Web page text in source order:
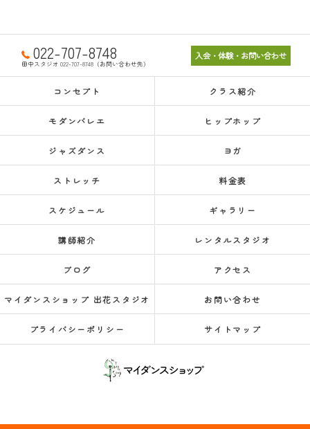
022-707-8748
田中スタジオ 022-707-8748（お問い合わせ先）
入会・体験・お問い合わせ
コンセプト クラス紹介
モダンバレエ ヒップホップ
ジャズダンス ヨガ
ストレッチ 料金表
スケジュール ギャラリー
講師紹介 レンタルスタジオ
ブログ アクセス
マイダンスショップ 出花スタジオ お問い合わせ
プライバシーポリシー サイトマップ